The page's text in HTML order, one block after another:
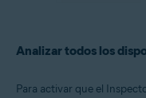
Analizar todos los
Para activar que el